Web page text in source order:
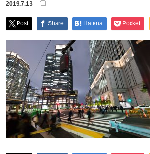
2019.7.13
Post Share Hatena Pocket